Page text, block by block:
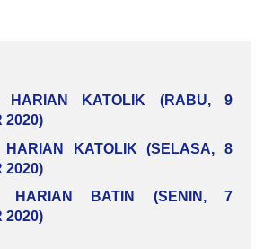
HARIAN KATOLIK (RABU, 9
2020)
HARIAN KATOLIK (SELASA, 8
2020)
HARIAN BATIN (SENIN, 7
2020)